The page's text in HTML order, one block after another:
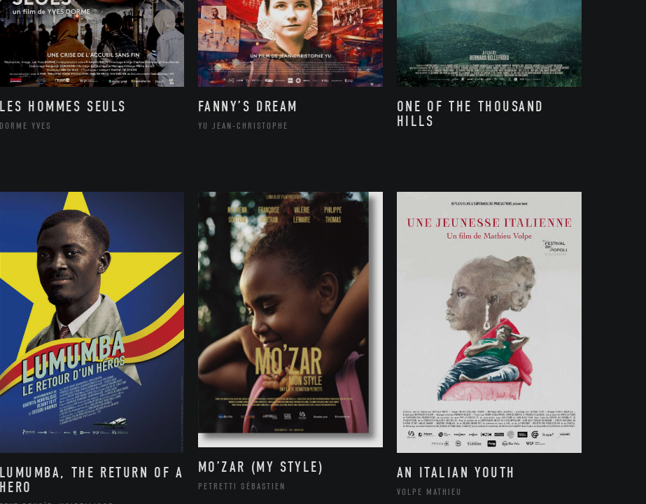
LES HOMMES SEULS
DORME YVES
FANNY’S DREAM
YU JEAN-CHRISTOPHE
ONE OF THE THOUSAND
HILLS
LUMUMBA, THE RETURN OF A
HERO
MO’ZAR (MY STYLE)
PETRETTI SÉBASTIEN
AN ITALIAN YOUTH
VOLPE MATHIEU